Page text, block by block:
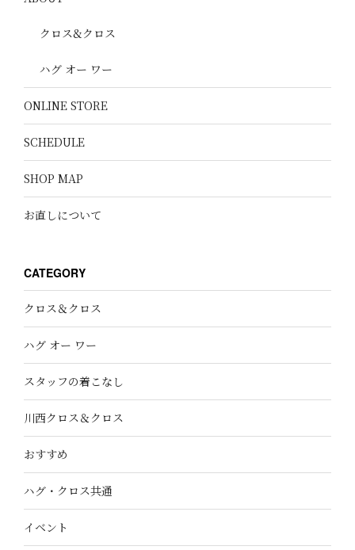
クロス&クロス
ハグ オー ワー
ONLINE STORE
SCHEDULE
SHOP MAP
お直しについて
CATEGORY
クロス＆クロス
ハグ オー ワー
スタッフの着こなし
川西クロス＆クロス
おすすめ
ハグ・クロス共通
イベント